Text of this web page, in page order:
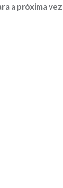
a próxima